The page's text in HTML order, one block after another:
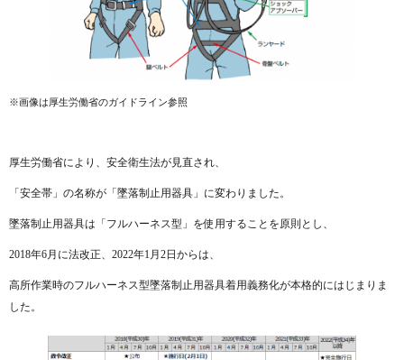
※画像は厚生労働省のガイドライン参照
厚生労働省により、安全衛生法が見直され、
「安全帯」の名称が「墜落制止用器具」に変わりました。
墜落制止用器具は「フルハーネス型」を使用することを原則とし、
2018年6月に法改正、2022年1月2日からは、
高所作業時のフルハーネス型墜落制止用器具着用義務化が本格的にはじまりま
した。